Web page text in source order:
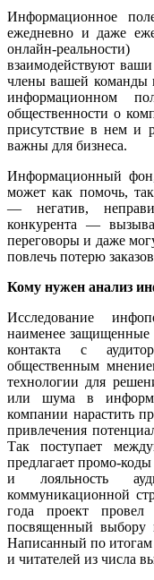
Информационное
ежедневно и даже
онлайн-
взаимодействуют
члены вашей команды
информационном
общественности о
присутствие в нем и
важны для бизнеса.
Информационный
может как помочь,
— негатив,
конкурента —
переговоры и даже
повлечь потерю
Кому нужен анализ
Исследование
наименее защищенные
контакта с
общественным
технологии для
или шума в
компании нарастить
привлечения
Так поступает
предлагает промо-
и лояльность
коммуникационной
года проект провел
посвященный выбору
Написанный по итогам
и читателей из числа